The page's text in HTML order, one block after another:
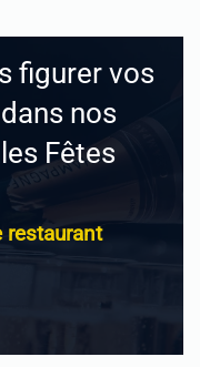
figurer vos
nos
Fêtes
restaurant